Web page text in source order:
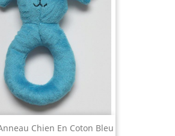
Chien En Coton Bleu